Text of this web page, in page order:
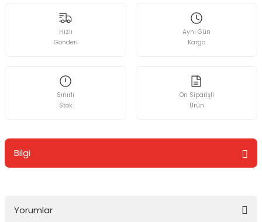
Hızlı
Gönderi
Aynı Gün
Kargo
Sınırlı
Stok
Ön Siparişli
Ürün
Bilgi
Yorumlar